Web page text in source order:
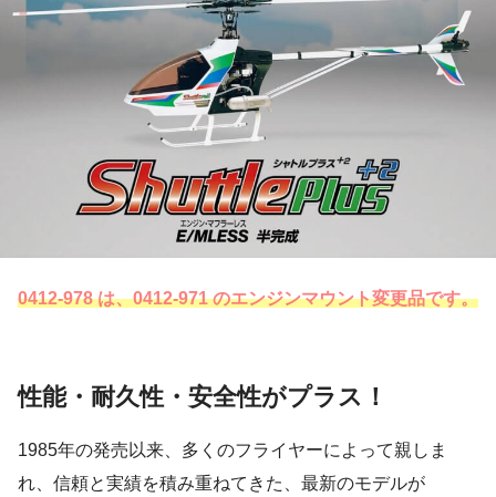
0412-978 は、0412-971 のエンジンマウント変更品です。
性能・耐久性・安全性がプラス！
1985年の発売以来、多くのフライヤーによって親しま
れ、信頼と実績を積み重ねてきた、最新のモデルが